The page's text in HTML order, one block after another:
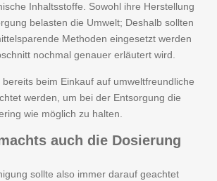
Inhaltsstoffe. Sowohl ihre Herstellung
belasten die Umwelt; Deshalb sollten
Methoden eingesetzt werden
nochmal genauer erläutert wird.
beim Einkauf auf umweltfreundliche
werden, um bei der Entsorgung die
wie möglich zu halten.
auch die Dosierung
sollte also immer darauf geachtet